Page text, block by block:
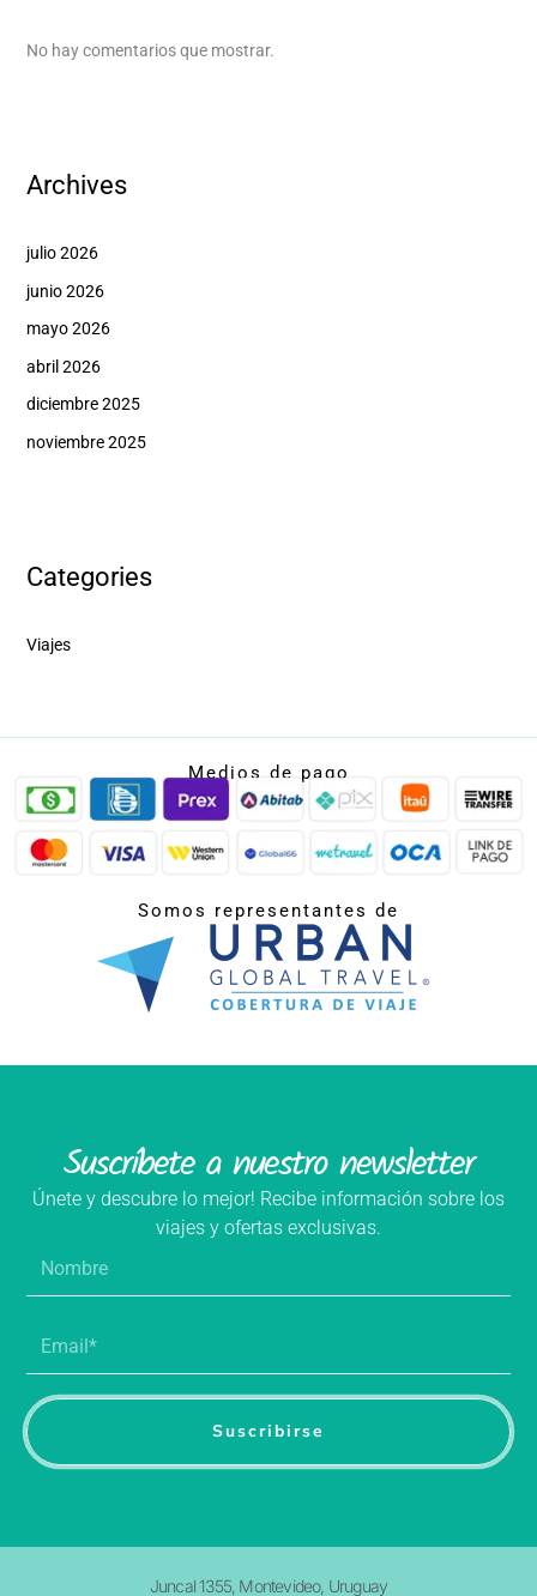
No hay comentarios que mostrar.
Archives
julio 2026
junio 2026
mayo 2026
abril 2026
diciembre 2025
noviembre 2025
Categories
Viajes
Medios de pago
Somos representantes de
Suscríbete a nuestro newsletter
Únete y descubre lo mejor! Recibe información sobre los
viajes y ofertas exclusivas.
Suscribirse
Juncal 1355, Montevideo, Uruguay